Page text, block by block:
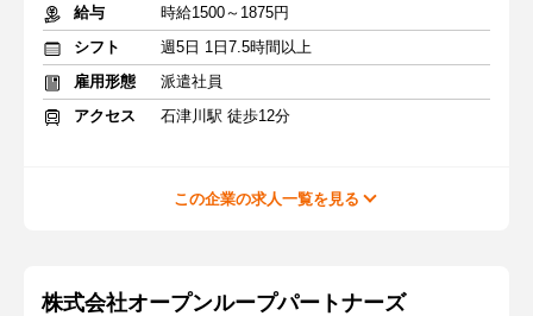
給与
時給1500～1875円
シフト
週5日 1日7.5時間以上
雇用形態
派遣社員
アクセス
石津川駅 徒歩12分
この企業の求人一覧を見る
株式会社オープンループパートナーズ